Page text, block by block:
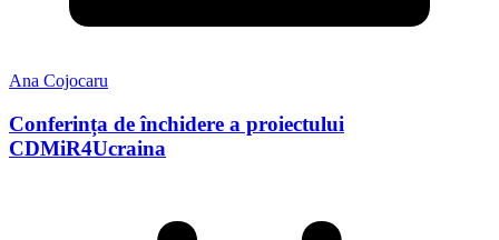
Ana Cojocaru
Conferința de închidere a proiectului
CDMiR4Ucraina